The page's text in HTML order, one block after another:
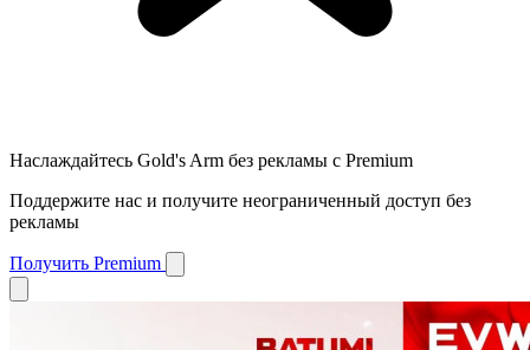
Наслаждайтесь Gold's Arm без рекламы с Premium
Поддержите нас и получите неограниченный доступ без
рекламы
Получить Premium